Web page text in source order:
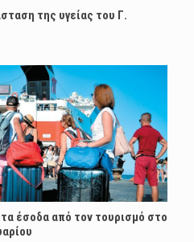
της υγείας του Γ.
έσοδα από τον τουρισμό στο